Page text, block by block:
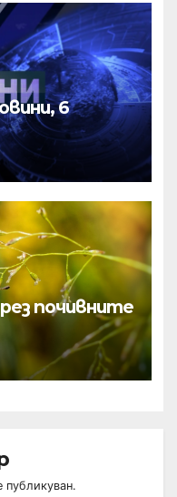
6
почивните